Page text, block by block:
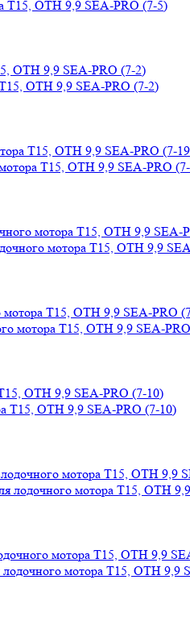
OTH 9,9 SEA-PRO (7-2)
T15, OTH 9,9 SEA-PRO (7-
мотора T15, OTH 9,9 SEA-
T15, OTH 9,9 SEA-PRO
OTH 9,9 SEA-PRO (7-10)
мотора T15, OTH 9,9
мотора T15, OTH 9,9